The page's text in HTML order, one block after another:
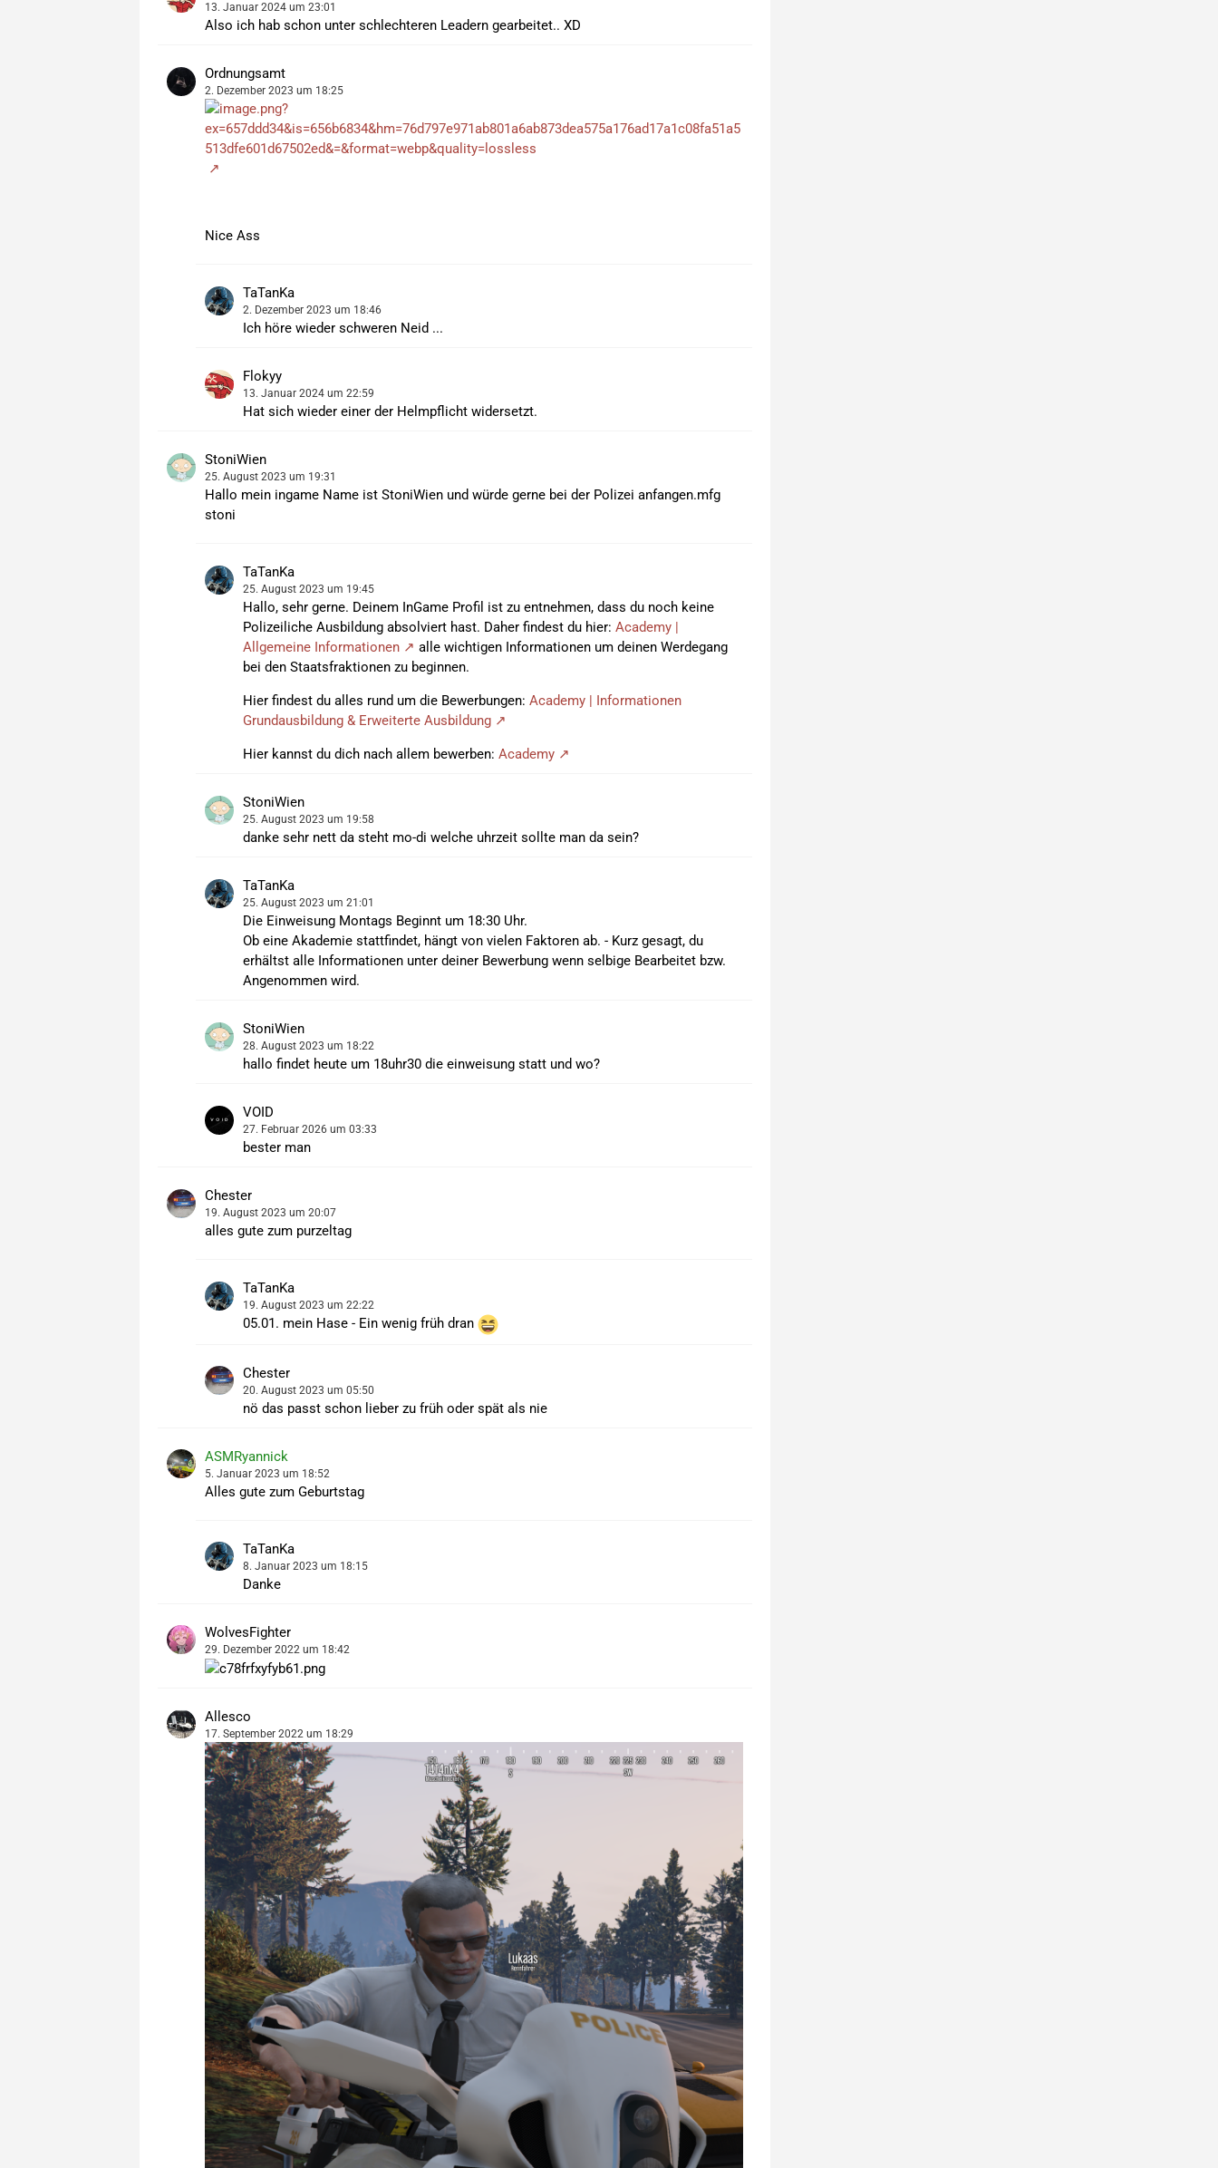
13. Januar 2024 um 23:01
Also ich hab schon unter schlechteren Leadern gearbeitet.. XD
Ordnungsamt
2. Dezember 2023 um 18:25
Nice Ass
TaTanKa
2. Dezember 2023 um 18:46
Ich höre wieder schweren Neid ...
Flokyy
13. Januar 2024 um 22:59
Hat sich wieder einer der Helmpflicht widersetzt.
StoniWien
25. August 2023 um 19:31
Hallo mein ingame Name ist StoniWien und würde gerne bei der Polizei anfangen.mfg
stoni
TaTanKa
25. August 2023 um 19:45
Hallo, sehr gerne. Deinem InGame Profil ist zu entnehmen, dass du noch keine
Polizeiliche Ausbildung absolviert hast. Daher findest du hier:Academy |
Allgemeine Informationen
alle wichtigen Informationen um deinen Werdegang
bei den Staatsfraktionen zu beginnen.
Hier findest du alles rund um die Bewerbungen:Academy | Informationen
Grundausbildung & Erweiterte Ausbildung
Hier kannst du dich nach allem bewerben:Academy
StoniWien
25. August 2023 um 19:58
danke sehr nett da steht mo-di welche uhrzeit sollte man da sein?
TaTanKa
25. August 2023 um 21:01
Die Einweisung Montags Beginnt um 18:30 Uhr.
Ob eine Akademie stattfindet, hängt von vielen Faktoren ab. - Kurz gesagt, du
erhältst alle Informationen unter deiner Bewerbung wenn selbige Bearbeitet bzw.
Angenommen wird.
StoniWien
28. August 2023 um 18:22
hallo findet heute um 18uhr30 die einweisung statt und wo?
VOID
27. Februar 2026 um 03:33
bester man
Chester
19. August 2023 um 20:07
alles gute zum purzeltag
TaTanKa
19. August 2023 um 22:22
05.01. mein Hase - Ein wenig früh dran
Chester
20. August 2023 um 05:50
nö das passt schon lieber zu früh oder spät als nie
ASMRyannick
5. Januar 2023 um 18:52
Alles gute zum Geburtstag
TaTanKa
8. Januar 2023 um 18:15
Danke
WolvesFighter
29. Dezember 2022 um 18:42
Allesco
17. September 2022 um 18:29